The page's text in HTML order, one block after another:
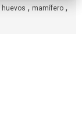
huevos , mamífero ,